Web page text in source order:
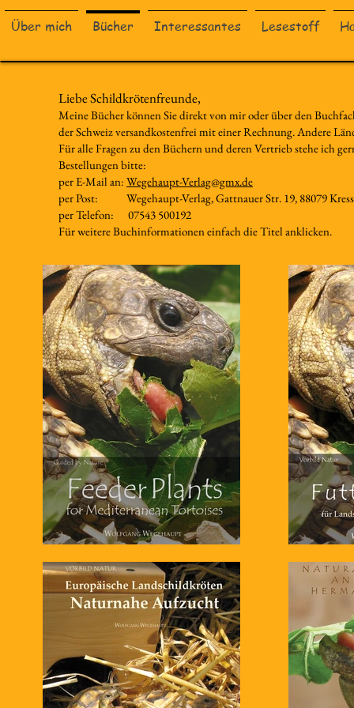
Über mich Bücher Interessantes Lesestoff
Liebe Schildkrötenfreunde,
Meine Bücher können Sie direkt von mir oder über den
der Schweizversandkostenfrei mit einer Rechnung. Andere
Für alle Fragen zu den Büchern und deren Vertrieb stehe ich
Bestellungen bitte:
per E-Mail an: Wegehaupt-Verlag@gmx.de
per Post: Wegehaupt-Verlag, Gattnauer Str. 19, 88079
per Telefon: 07543 500192
Für weitere Buchinformationen einfach die Titel anklicken.